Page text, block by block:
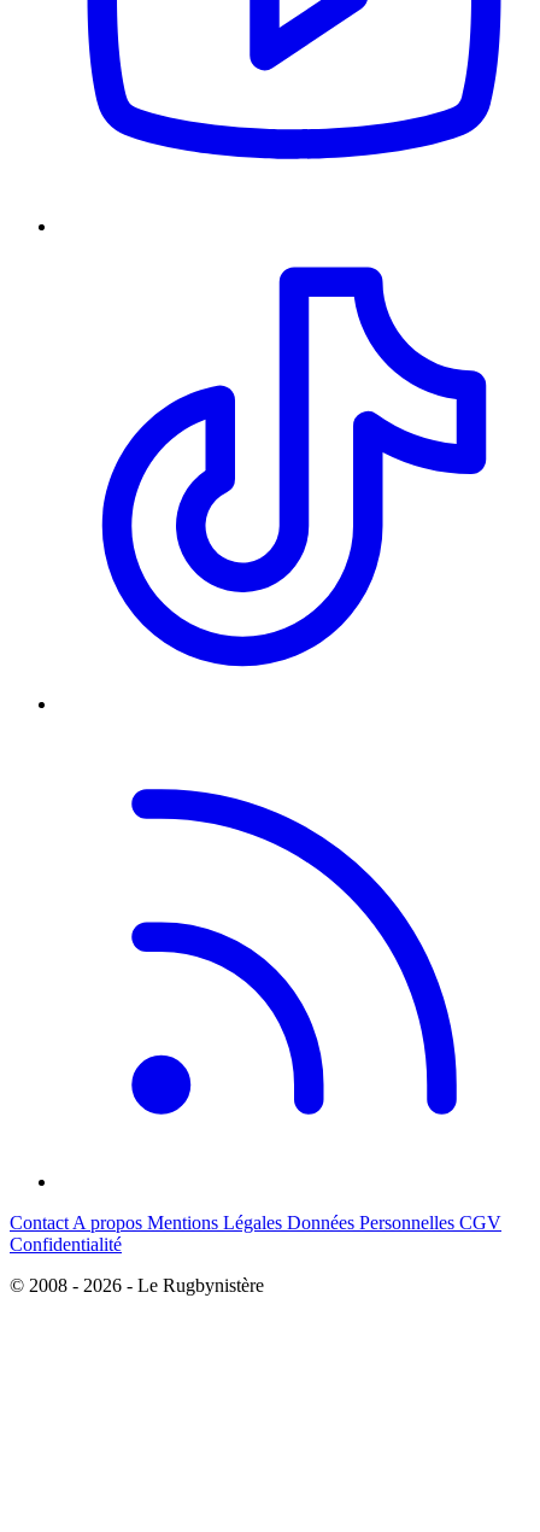
Contact A propos Mentions Légales Données Personnelles CGV
Confidentialité
© 2008 - 2026 - Le Rugbynistère